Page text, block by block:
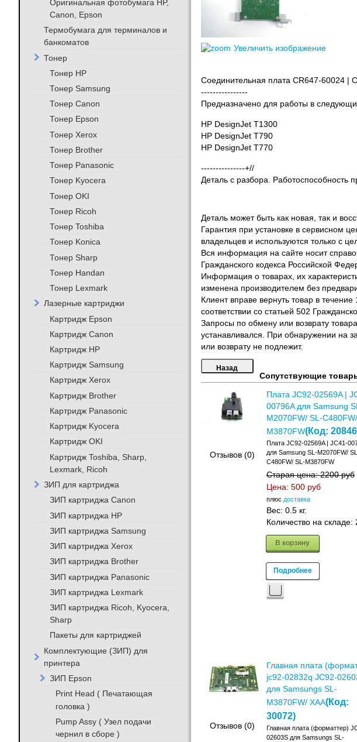
Увеличить изображение
Соединительная плата CR647-60024 |
----------------
Предназначено для работы в
HP DesignJet T1300
HP DesignJet T790
HP DesignJet T770
---------------+//
Деталь с разбора. Работоспособность
Деталь может быть как новая, так и
Гарантия при установке в сервисном
владельцев и используются только с
Вся информация на сайте носит
Гражданского кодекса Российской
Информация о товарах, их
изменена производителем без
Клиент вправе вернуть товар в
соответствии со статьей 502
Запросы по обмену или возврату
устанавливался. При обнаружении на
или возврату не подлежит.
Сопутствующие
Отзывов (0)
Плата JC92-02569A |
00796A для Samsung
M2070FW/ SL-
M3870FW(Код: 20846
Плата JC92-02569A | JC41-
для Samsung SL-M2070FW/
C480FW/ SL-M3870FW
Старая цена:2200 руб
Цена: 500 руб
плюс доставка
Вес: 0.5 кг.
Количество на складе:
В корзину
Подробнее
Отзывов (0)
Главная плата
jc92-02832q JC92-
для Samsungs SL-
M3870FW/ XAA(Код:
30072)
Главная плата (форматтер)
02603S для Samsungs SL-
Оригинальная фотобумага HP,
Canon, Epson
Термобумага для терминалов и
банкоматов
Тонер
Тонер HP
Тонер Samsung
Тонер Canon
Тонер Epson
Тонер Xerox
Тонер Brother
Тонер Panasonic
Тонер Kyocera
Тонер OKI
Тонер Ricoh
Тонер Toshiba
Тонер Konica
Тонер Sharp
Тонер Handan
Тонер Lexmark
Лазерные картриджи
Картридж Epson
Картридж Canon
Картридж HP
Картридж Samsung
Картридж Xerox
Картридж Brother
Картридж Panasonic
Картридж Kyocera
Картридж OKI
Картридж Toshiba, Sharp,
Lexmark, Ricoh
ЗИП для картриджа
ЗИП картриджа Canon
ЗИП картриджа HP
ЗИП картриджа Samsung
ЗИП картриджа Xerox
ЗИП картриджа Brother
ЗИП картриджа Panasonic
ЗИП картриджа Lexmark
ЗИП картриджа Ricoh, Kyocera,
Sharp
Пакеты для картриджей
Комплектующие (ЗИП) для
принтера
ЗИП Epson
Print Head ( Печатающая
головка )
Pump Assy ( Узел подачи
чернил в сборе )